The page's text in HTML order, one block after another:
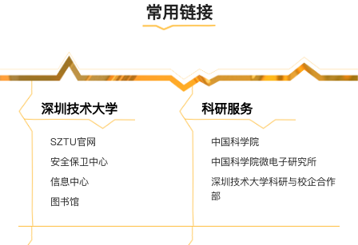
常用链接
深圳技术大学
SZTU官网
安全保卫中心
信息中心
图书馆
科研服务
中国科学院
中国科学院微电子研究所
深圳技术大学科研与校企合作
部